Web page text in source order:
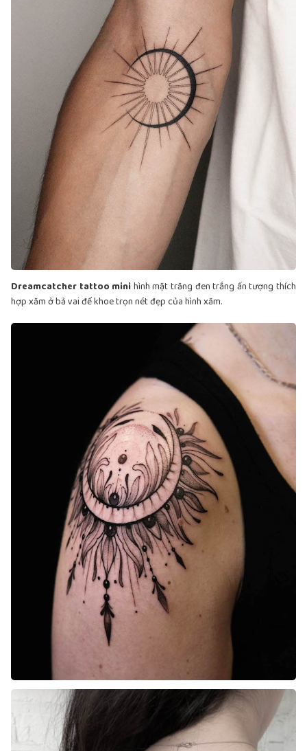
Dreamcatcher tattoo minihình mặt trăng đen trắng ấn tượng thích
hợp xăm ở bả vai để khoe trọn nét đẹp của hình xăm.